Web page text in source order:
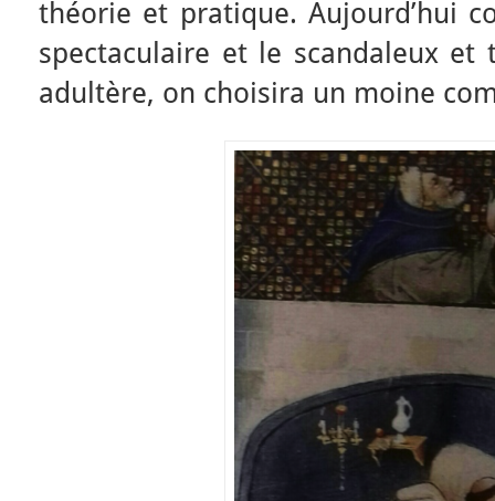
théorie et pratique. Aujourd’hui
spectaculaire et le scandaleux et
adultère, on choisira un moine